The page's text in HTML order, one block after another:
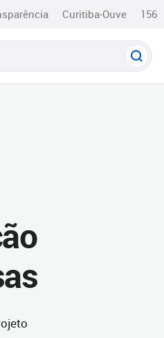
Curitiba-Ouve 156